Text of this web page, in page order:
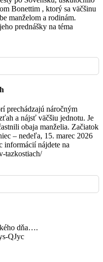
Matra
z kňazov, budeme v
vysluhovať len na osobné
vás pozývame využiť
farnosti Svätej Rodiny
Bratislavskej
arcidiecézna
podporu aj modlitby, bez
Bratislavskú arcidiecéznu
v Nízkych Tatrách a bude
informácie o tábore i
a jej aktivity darom 2%
Bonettim , ktorý sa väčšinu
manželom a rodinám.
prednášky na téma
prechádzajú náročným
a nájsť väčšiu jednotu. Je
obaja manželia. Začiatok
– nedeľa, 15. marec 2026
informácií nájdete na
tazkostiach/
dňa….
QJyc